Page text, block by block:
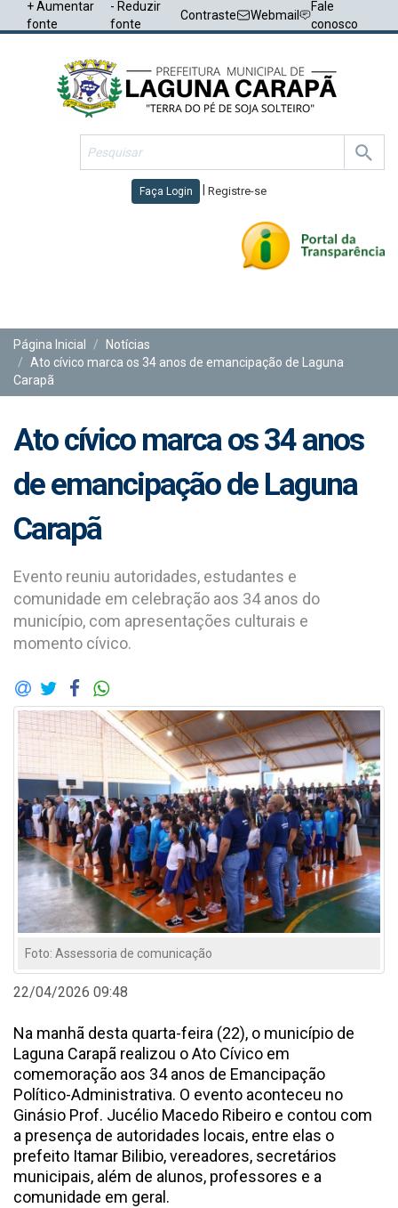
+ Aumentar
fonte
- Reduzir
fonte
Contraste Webmail
Fale
conosco
Faça Login Registre-se
Página Inicial
Notícias
Ato cívico marca os 34 anos de emancipação de Laguna
Carapã
Ato cívico marca os 34 anos
de emancipação de Laguna
Carapã
Evento reuniu autoridades, estudantes e
comunidade em celebração aos 34 anos do
município, com apresentações culturais e
momento cívico.
Foto: Assessoria de comunicação
22/04/2026 09:48
Na manhã desta quarta-feira (22), o município de
Laguna Carapã realizou o Ato Cívico em
comemoração aos 34 anos de Emancipação
Político-Administrativa. O evento aconteceu no
Ginásio Prof. Jucélio Macedo Ribeiro e contou com
a presença de autoridades locais, entre elas o
prefeito Itamar Bilibio, vereadores, secretários
municipais, além de alunos, professores e a
comunidade em geral.